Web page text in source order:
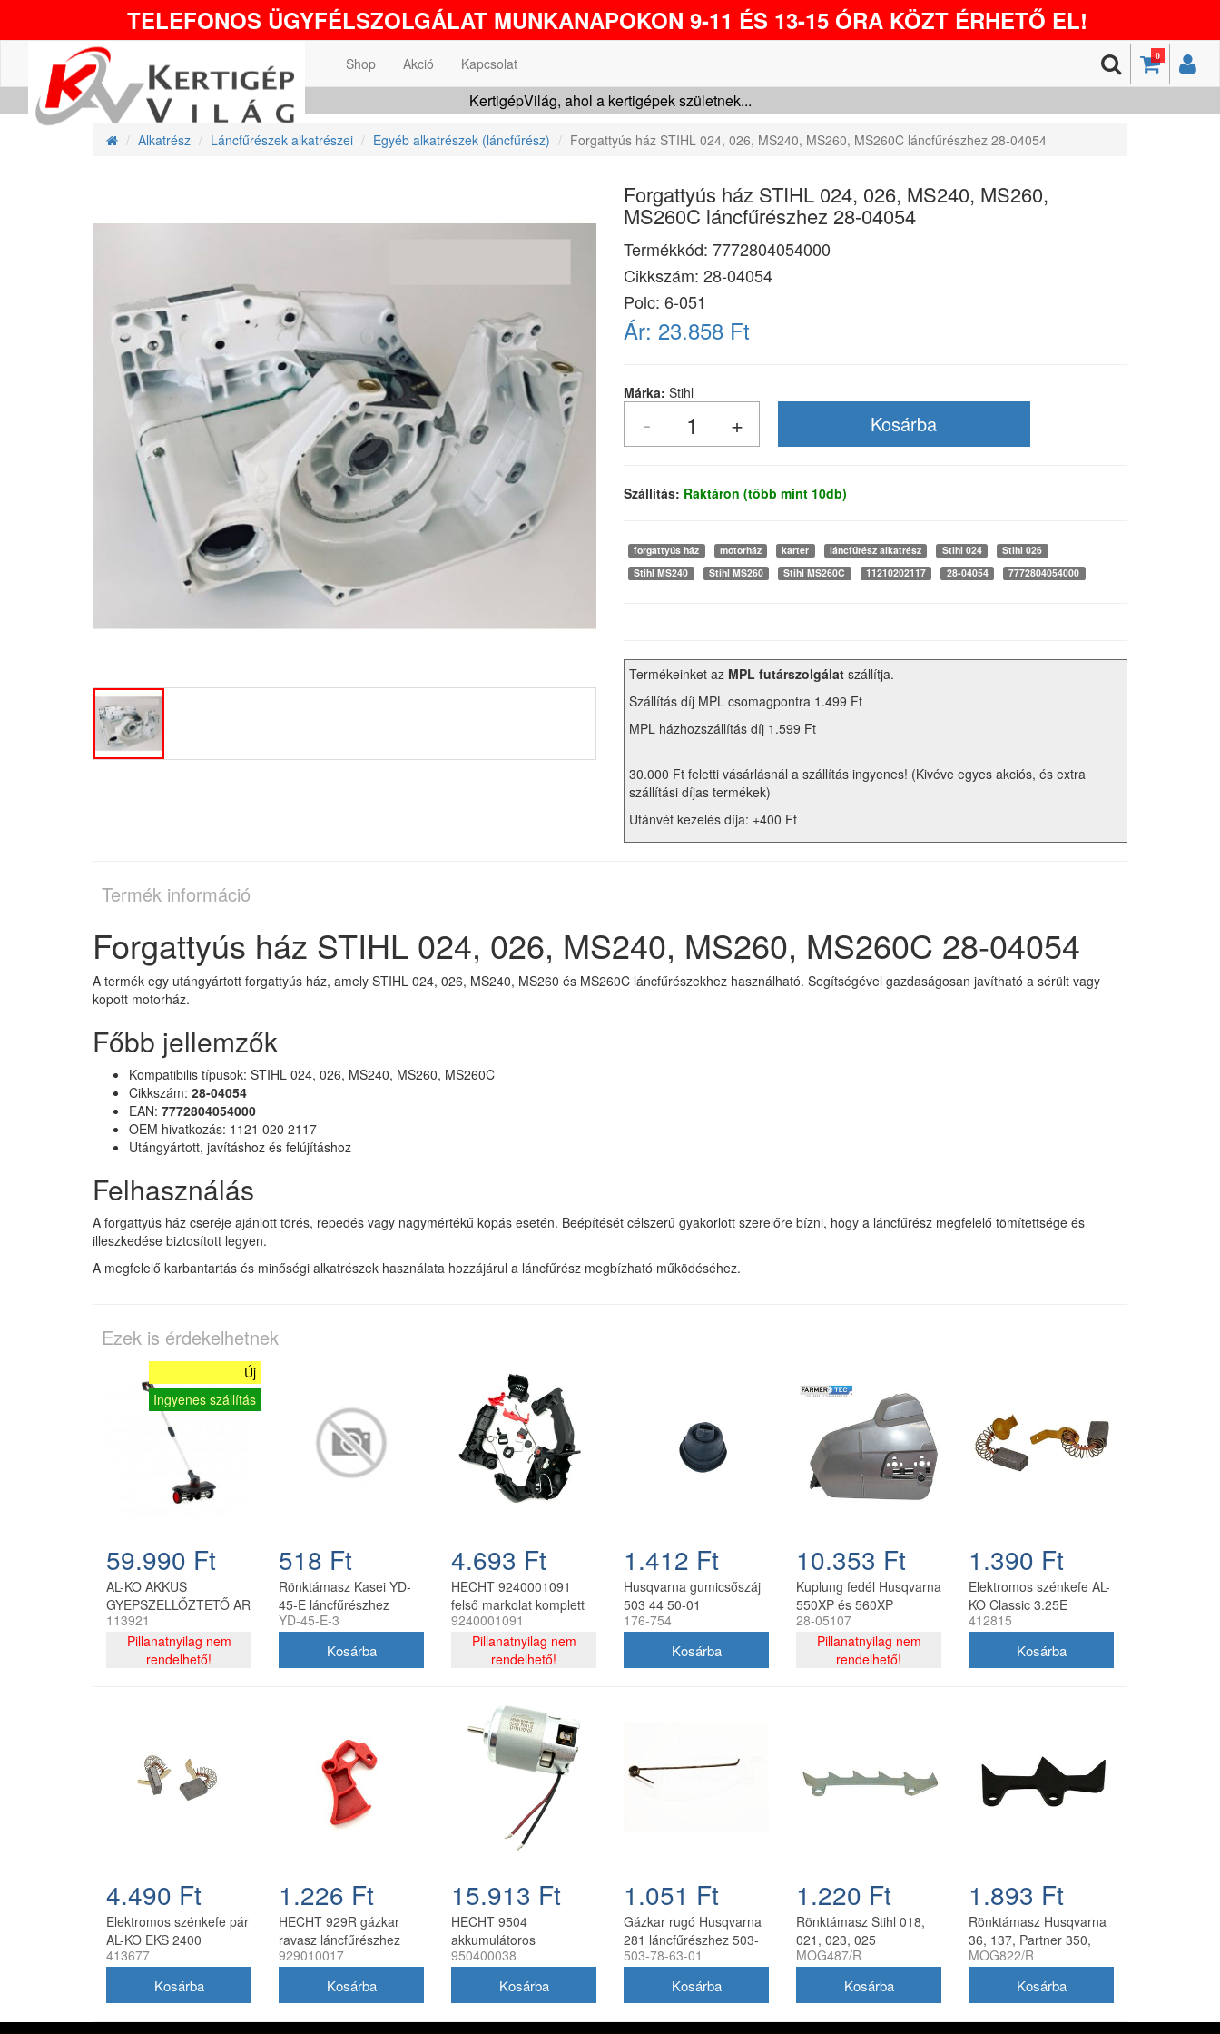
TELEFONOS ÜGYFÉLSZOLGÁLAT MUNKANAPOKON 9-11 ÉS 13-15 ÓRA KÖZT ÉRHETŐ EL!
0
Shop Akció Kapcsolat
KertigépVilág, ahol a kertigépek születnek...
Alkatrész Láncfűrészek alkatrészei Egyéb alkatrészek (láncfűrész) Forgattyús ház STIHL 024, 026, MS240, MS260, MS260C láncfűrészhez 28-04054
Forgattyús ház STIHL 024, 026, MS240, MS260,
MS260C láncfűrészhez 28-04054
Termékkód: 7772804054000
Cikkszám: 28-04054
Polc: 6-051
Ár: 23.858 Ft
Márka: Stihl
Szállítás: Raktáron (több mint 10db)
forgattyús ház motorház karter láncfűrész alkatrész Stihl 024
Stihl 026
Stihl MS240
Stihl MS260 Stihl MS260C 11210202117 28-04054 7772804054000
Termékeinket az MPL futárszolgálat szállítja.
Szállítás díj MPL csomagpontra 1.499 Ft
MPL házhozszállítás díj 1.599 Ft
30.000 Ft feletti vásárlásnál a szállítás ingyenes! (Kivéve egyes akciós, és extra
szállítási díjas termékek)
Utánvét kezelés díja: +400 Ft
Termék információ
Forgattyús ház STIHL 024, 026, MS240, MS260, MS260C 28-04054
A termék egy utángyártott forgattyús ház, amely STIHL 024, 026, MS240, MS260 és MS260C láncfűrészekhez használható. Segítségével gazdaságosan javítható a sérült vagy
kopott motorház.
Főbb jellemzők
Kompatibilis típusok: STIHL 024, 026, MS240, MS260, MS260C
Cikkszám: 28-04054
EAN: 7772804054000
OEM hivatkozás: 1121 020 2117
Utángyártott, javításhoz és felújításhoz
Felhasználás
A forgattyús ház cseréje ajánlott törés, repedés vagy nagymértékű kopás esetén. Beépítését célszerű gyakorlott szerelőre bízni, hogy a láncfűrész megfelelő tömítettsége és
illeszkedése biztosított legyen.
A megfelelő karbantartás és minőségi alkatrészek használata hozzájárul a láncfűrész megbízható működéséhez.
Ezek is érdekelhetnek
Új
Ingyenes szállítás
59.990 Ft
AL-KO AKKUS
GYEPSZELLŐZTETŐ AR
1835 18V
113921
Pillanatnyilag nem
rendelhető!
518 Ft
Rönktámasz Kasei YD-
45-E láncfűrészhez
YD-45-E-3
4.693 Ft
HECHT 9240001091
felső markolat komplett
láncfűrészhez
9240001091
Pillanatnyilag nem
rendelhető!
1.412 Ft
Husqvarna gumicsőszáj
503 44 50-01
láncfűrészhez
176-754
10.353 Ft
Kuplung fedél Husqvarna
550XP és 560XP
láncfűrészhez Farmertec
28-05107
Pillanatnyilag nem
rendelhető!
1.390 Ft
Elektromos szénkefe AL-
KO Classic 3.25E
fűnyíróhoz (pár)
412815
4.490 Ft
Elektromos szénkefe pár
AL-KO EKS 2400
láncfűrészhez
413677
1.226 Ft
HECHT 929R gázkar
ravasz láncfűrészhez
929010017
15.913 Ft
HECHT 9504
akkumulátoros
magassági ágvágó
950400038
1.051 Ft
Gázkar rugó Husqvarna
281 láncfűrészhez 503-
78-63-01
503-78-63-01
1.220 Ft
Rönktámasz Stihl 018,
021, 023, 025
láncfűrészhez
MOG487/R
1.893 Ft
Rönktámasz Husqvarna
36, 137, Partner 350,
352 láncfűrészhez
MOG822/R